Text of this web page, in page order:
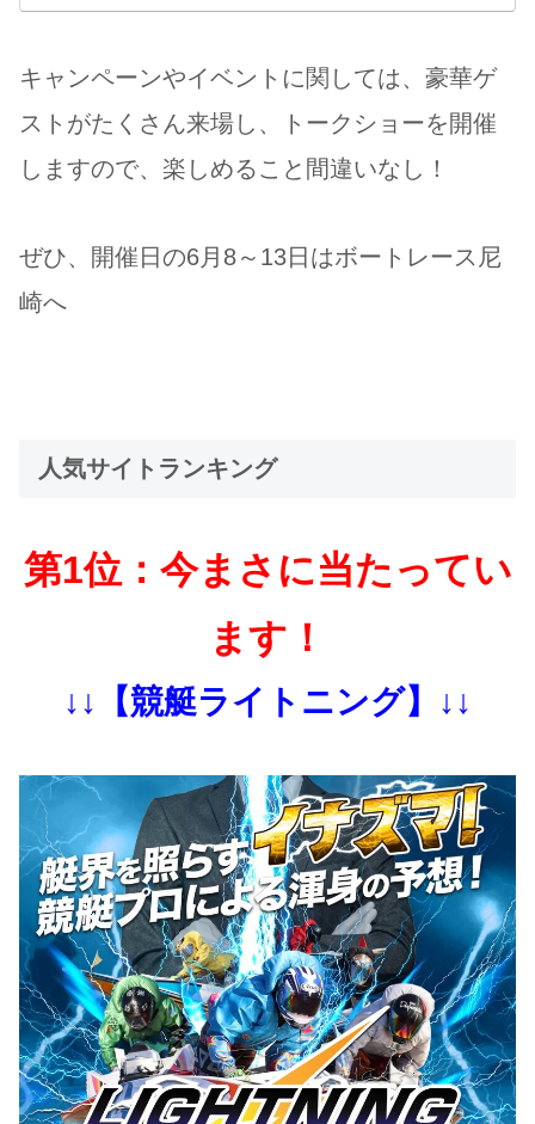
キャンペーンやイベントに関しては、豪華ゲ
ストがたくさん来場し、トークショーを開催
しますので、楽しめること間違いなし！
ぜひ、開催日の6月8～13日はボートレース尼
崎へ
人気サイトランキング
第1位：今まさに当たってい
ます！
↓↓【競艇ライトニング】↓↓